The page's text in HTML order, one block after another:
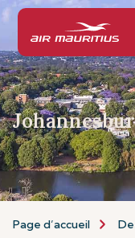
Page d’accueil